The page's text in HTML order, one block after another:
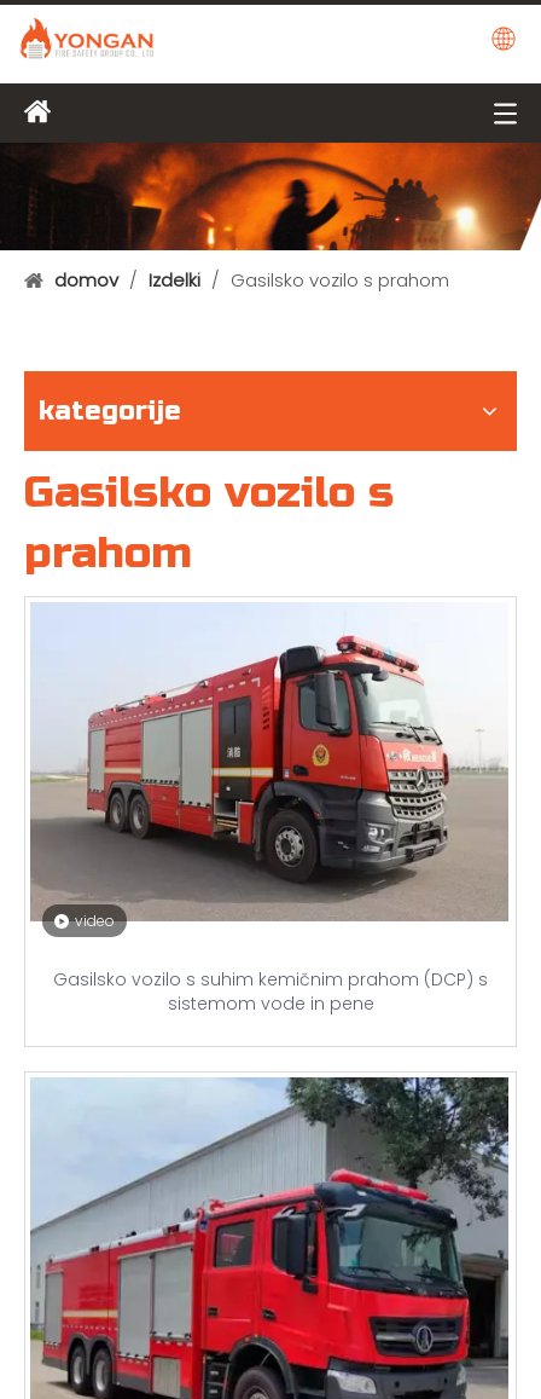
domov / Izdelki / Gasilsko vozilo s prahom
kategorije
Gasilsko vozilo s
prahom
video
Gasilsko vozilo s suhim kemičnim prahom (DCP) s
sistemom vode in pene